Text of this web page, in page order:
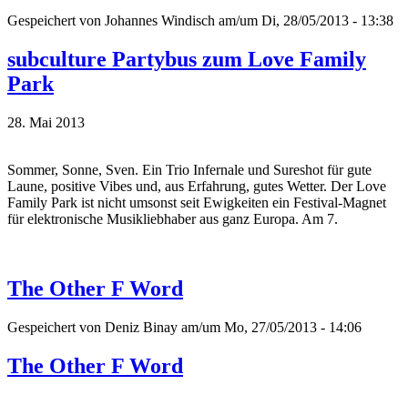
Gespeichert von Johannes Windisch am/um Di, 28/05/2013 - 13:38
subculture Partybus zum Love Family
Park
28. Mai 2013
Sommer, Sonne, Sven. Ein Trio Infernale und Sureshot für gute
Laune, positive Vibes und, aus Erfahrung, gutes Wetter. Der Love
Family Park ist nicht umsonst seit Ewigkeiten ein Festival-Magnet
für elektronische Musikliebhaber aus ganz Europa. Am 7.
The Other F Word
Gespeichert von Deniz Binay am/um Mo, 27/05/2013 - 14:06
The Other F Word